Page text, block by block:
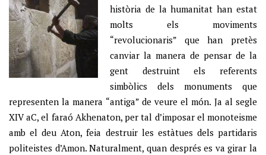
història de la humanitat han estat
molts els moviments
“revolucionaris” que han pretès
canviar la manera de pensar de la
gent destruint els referents
simbòlics dels monuments que
representen la manera “antiga” de veure el món. Ja al segle
XIV aC, el faraó Akhenaton, per tal d’imposar el monoteisme
amb el deu Aton, feia destruir les estàtues dels partidaris
politeistes d’Amon. Naturalment, quan després es va girar la